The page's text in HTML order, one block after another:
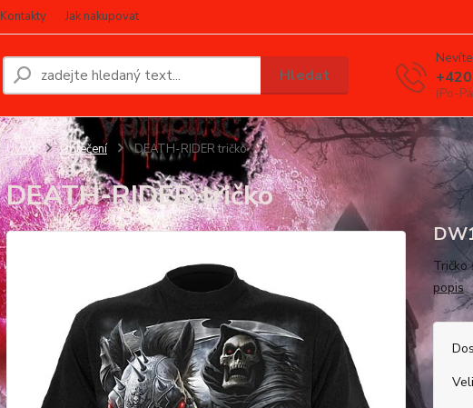
Kontakty Jak nakupovat
Hledat
(Po-
Úvod Oblečení DEATH-RIDER tričko
DEATH-RIDER tričko
Tričko
popis